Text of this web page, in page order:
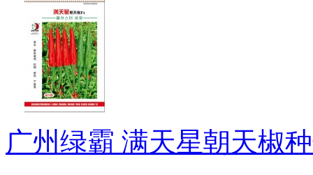
广州绿霸 满天星朝天椒